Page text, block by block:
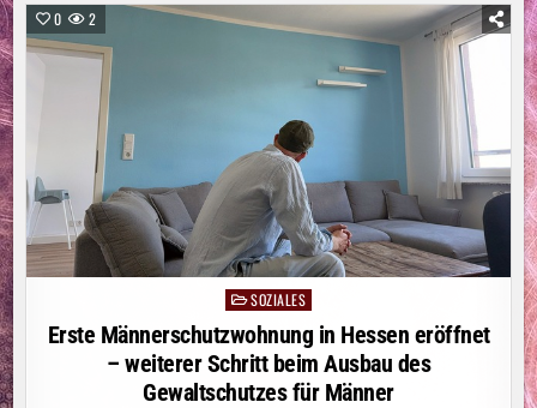
WEGEN
WALDBRÄNDEN
NOTSTAND
AUS
0 2
PostedSOZIALES
Erste Männerschutzwohnung in Hessen eröffnet
– weiterer Schritt beim Ausbau des
Gewaltschutzes für Männer